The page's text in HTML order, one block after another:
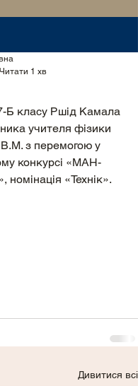
Читати 1 хв
Б класу Ршід Камала
учителя фізики
з перемогою у
конкурсі «МАН-
номінація «Технік».
Дивитися всі